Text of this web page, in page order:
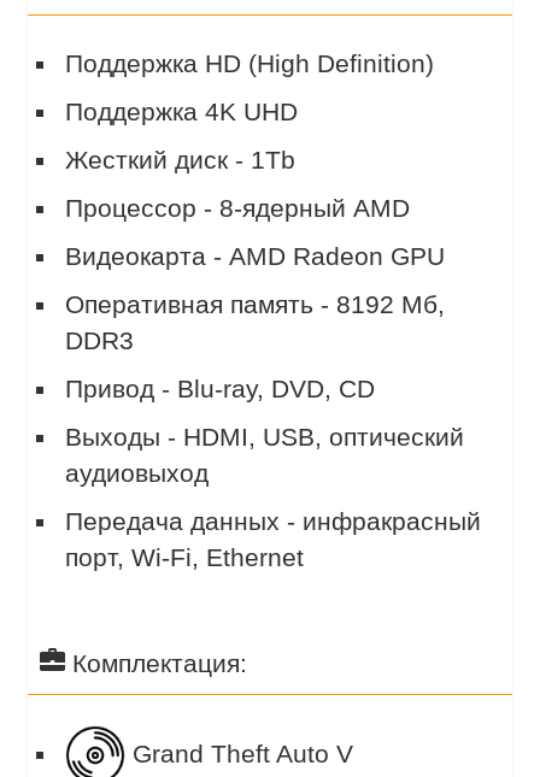
Поддержка HD (High Definition)
Поддержка 4K UHD
Жесткий диск - 1Tb
Процессор - 8-ядерный AMD
Видеокарта - AMD Radeon GPU
Оперативная память - 8192 Мб,
DDR3
Привод - Blu-ray, DVD, CD
Выходы - HDMI, USB, оптический
аудиовыход
Передача данных - инфракрасный
порт, Wi-Fi, Ethernet
Комплектация:
Grand Theft Auto V